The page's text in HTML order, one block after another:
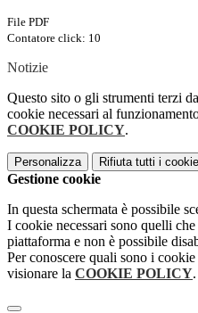
File PDF
Contatore click: 10
Notizie
Questo sito o gli strumenti terzi
cookie necessari al
COOKIE POLICY.
Personalizza Rifiuta tutti i
Gestione cookie
In questa schermata è possibile
I cookie necessari sono quelli
piattaforma e non è possibile
Per conoscere quali sono i
visionare la COOKIE POLICY.